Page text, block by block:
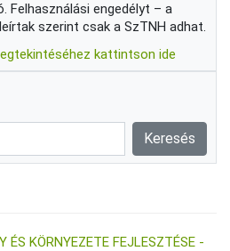
Felhasználási engedélyt – a
szerint csak a SzTNH adhat.
kattintson ide
ÉS KÖRNYEZETE FEJLESZTÉSE -